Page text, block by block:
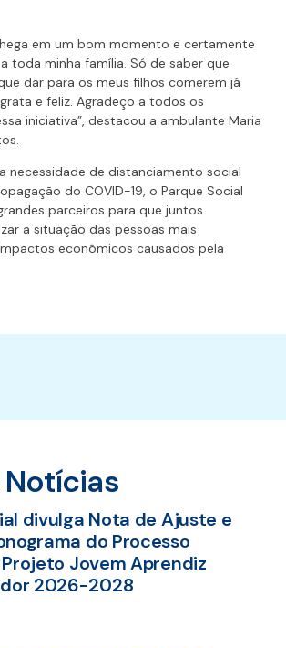
em um bom momento e certamente
toda minha família. Só de saber que
dar para os meus filhos comerem já
e feliz. Agradeço a todos os
iniciativa”, destacou a ambulante Maria
necessidade de distanciamento social
do COVID-19, o Parque Social
parceiros para que juntos
a situação das pessoas mais
econômicos causados pela
divulga Nota de Ajuste e
do Processo
Jovem Aprendiz
2026-2028